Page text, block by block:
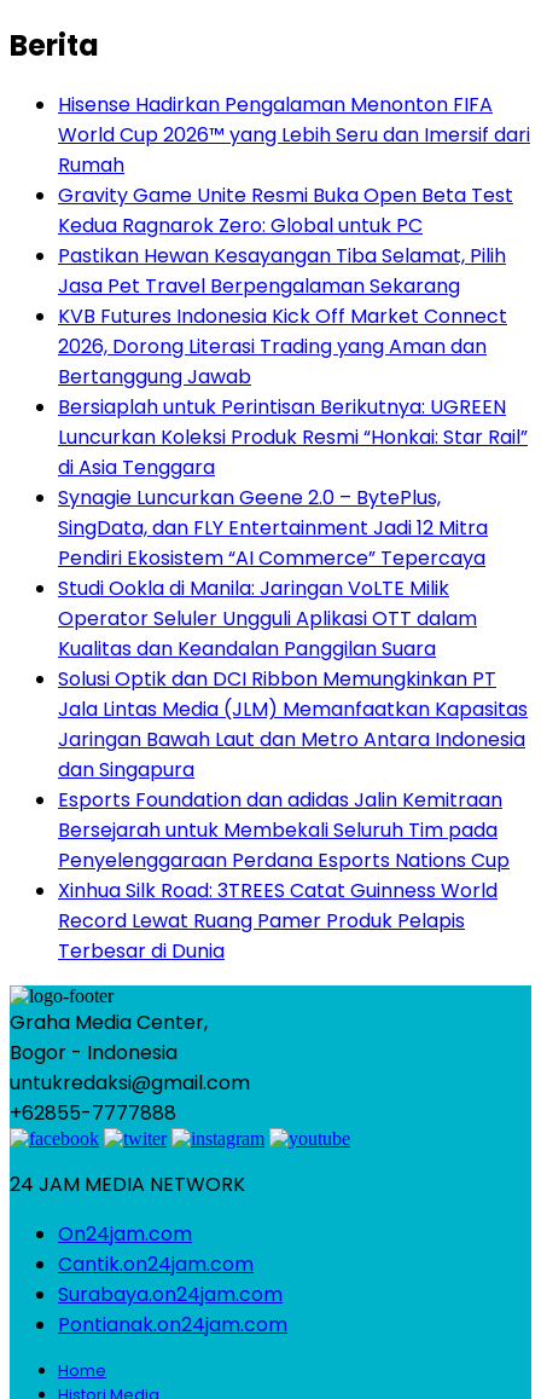
Berita
Hisense Hadirkan Pengalaman Menonton FIFA
World Cup 2026™ yang Lebih Seru dan Imersif dari
Rumah
Gravity Game Unite Resmi Buka Open Beta Test
Kedua Ragnarok Zero: Global untuk PC
Pastikan Hewan Kesayangan Tiba Selamat, Pilih
Jasa Pet Travel Berpengalaman Sekarang
KVB Futures Indonesia Kick Off Market Connect
2026, Dorong Literasi Trading yang Aman dan
Bertanggung Jawab
Bersiaplah untuk Perintisan Berikutnya: UGREEN
Luncurkan Koleksi Produk Resmi “Honkai: Star Rail”
di Asia Tenggara
Synagie Luncurkan Geene 2.0 – BytePlus,
SingData, dan FLY Entertainment Jadi 12 Mitra
Pendiri Ekosistem “AI Commerce” Tepercaya
Studi Ookla di Manila: Jaringan VoLTE Milik
Operator Seluler Ungguli Aplikasi OTT dalam
Kualitas dan Keandalan Panggilan Suara
Solusi Optik dan DCI Ribbon Memungkinkan PT
Jala Lintas Media (JLM) Memanfaatkan Kapasitas
Jaringan Bawah Laut dan Metro Antara Indonesia
dan Singapura
Esports Foundation dan adidas Jalin Kemitraan
Bersejarah untuk Membekali Seluruh Tim pada
Penyelenggaraan Perdana Esports Nations Cup
Xinhua Silk Road: 3TREES Catat Guinness World
Record Lewat Ruang Pamer Produk Pelapis
Terbesar di Dunia
Graha Media Center,
Bogor - Indonesia
untukredaksi@gmail.com
+62855-7777888
24 JAM MEDIA NETWORK
On24jam.com
Cantik.on24jam.com
Surabaya.on24jam.com
Pontianak.on24jam.com
Home